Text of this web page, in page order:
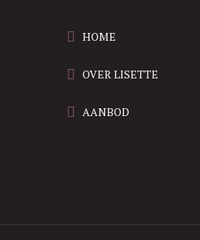
HOME
OVER LISETTE
AANBOD